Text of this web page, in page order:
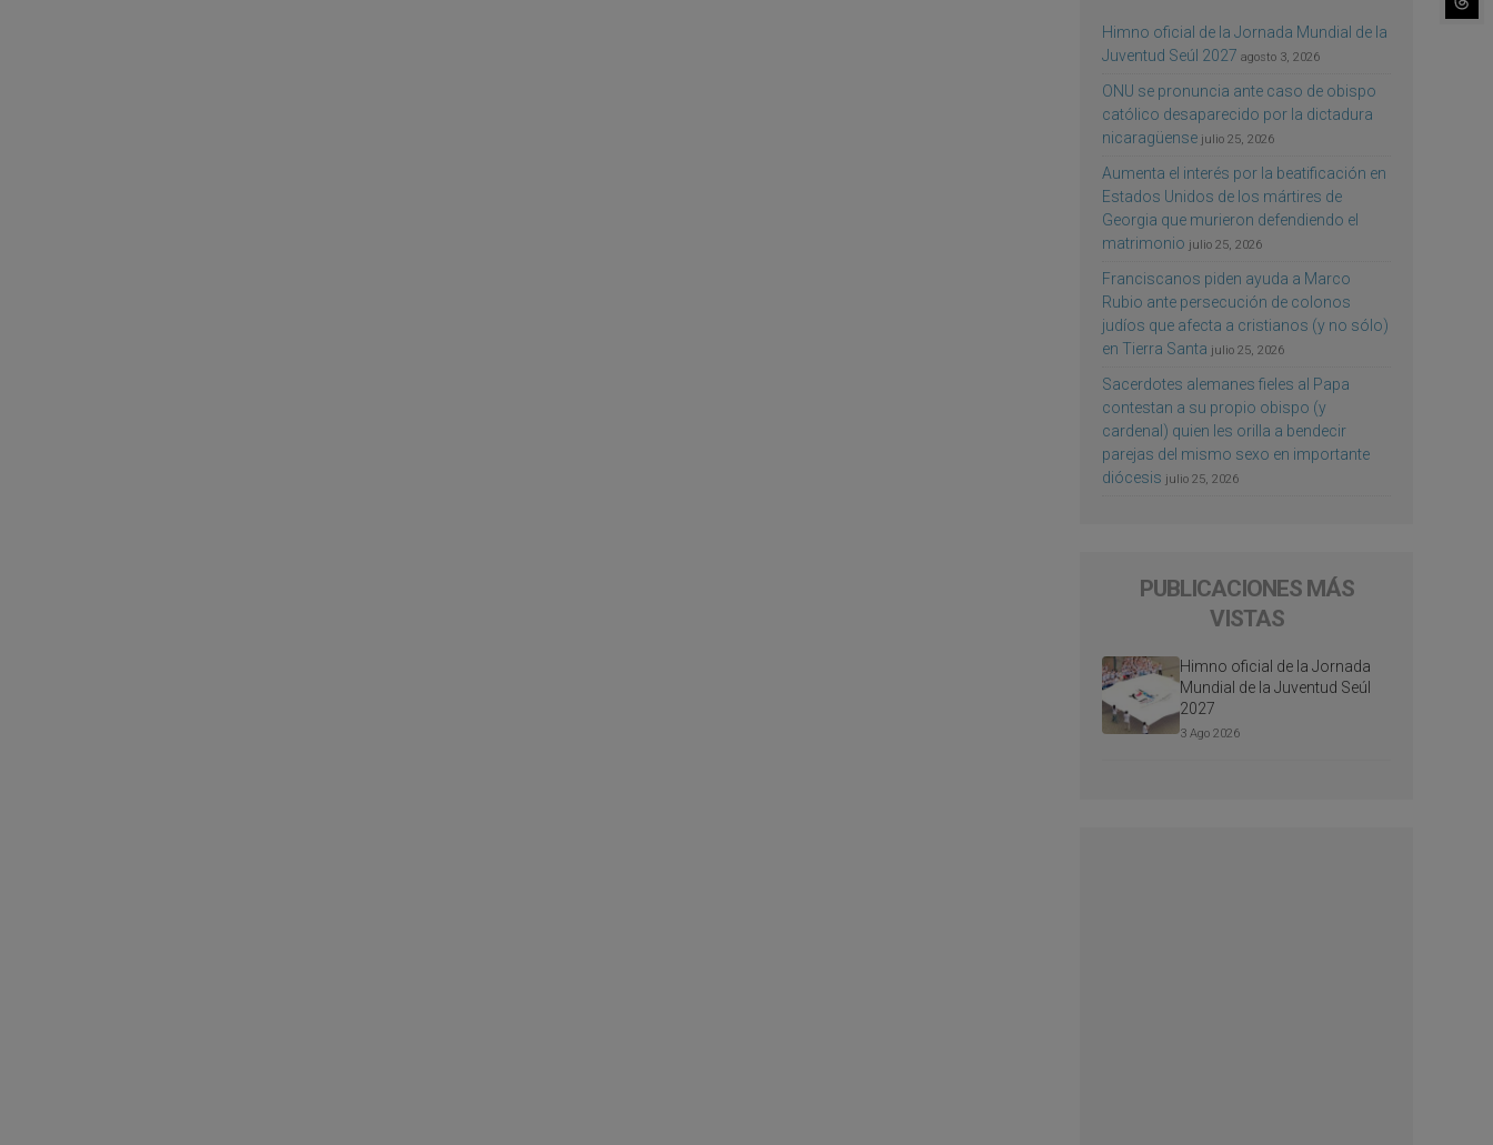
Himno oficial de la Jornada Mundial de la
Juventud Seúl 2027 agosto 3, 2026
ONU se pronuncia ante caso de obispo
católico desaparecido por la dictadura
nicaragüense julio 25, 2026
Aumenta el interés por la beatificación en
Estados Unidos de los mártires de
Georgia que murieron defendiendo el
matrimonio julio 25, 2026
Franciscanos piden ayuda a Marco
Rubio ante persecución de colonos
judíos que afecta a cristianos (y no sólo)
en Tierra Santa julio 25, 2026
Sacerdotes alemanes fieles al Papa
contestan a su propio obispo (y
cardenal) quien les orilla a bendecir
parejas del mismo sexo en importante
diócesis julio 25, 2026
PUBLICACIONES MÁS
VISTAS
Himno oficial de la Jornada
Mundial de la Juventud Seúl
2027
3 Ago 2026